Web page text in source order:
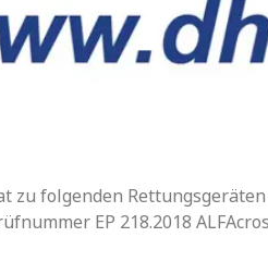
zu folgenden
EP 218.2018